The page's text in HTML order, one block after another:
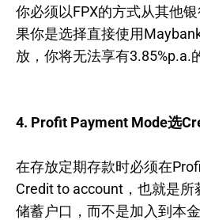
你必须以FPX的方式从其他
果你是选择直接使用
放，你将无法享有3.85%p.a.
4. Profit Payment Mode选
在存放定期存款时必须在
Credit to account，也就是所
储蓄户口，而不是加入到本